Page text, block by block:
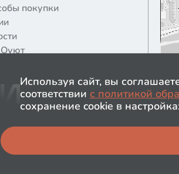
покупки
Согласие на обработку персональных
Политика обработки файлов cookie в
Политика обработки персональных
Используя сайт, вы
соответствии с политикой
сохранение cookie в